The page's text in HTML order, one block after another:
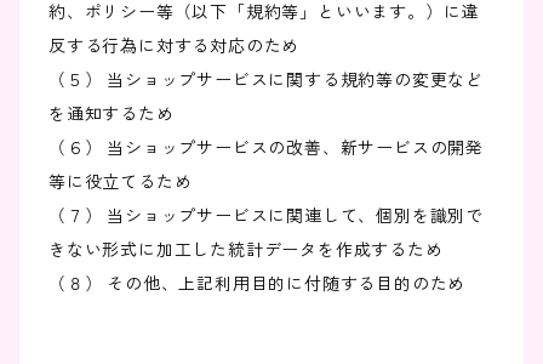
約、ポリシー等（以下「規約等」といいます。）に違
反する行為に対する対応のため
（５） 当ショップサービスに関する規約等の変更など
を通知するため
（６） 当ショップサービスの改善、新サービスの開発
等に役立てるため
（７） 当ショップサービスに関連して、個別を識別で
きない形式に加工した統計データを作成するため
（８） その他、上記利用目的に付随する目的のため